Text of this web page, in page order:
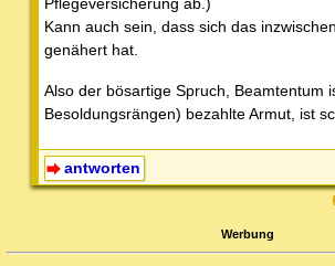
Pflegeversicherung ab.)
Kann auch sein, dass sich das
genähert hat.
Also der bösartige Spruch, Beamtentum
Besoldungsrängen) bezahlte Armut, ist
antworten
Werbung